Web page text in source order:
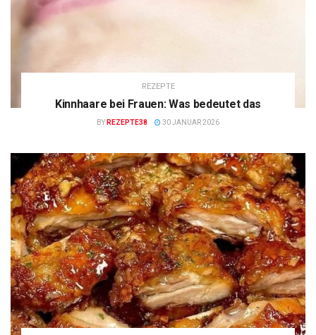
REZEPTE
Kinnhaare bei Frauen: Was bedeutet das
BY REZEPTE38 30 JANUAR 2026